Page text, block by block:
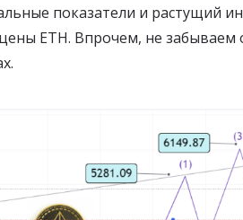
показатели и растущий
ETH. Впрочем, не забываем